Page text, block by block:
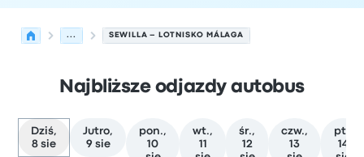
... SEWILLA – LOTNISKO MÁLAGA
Najbliższe odjazdy autobus
Dziś,
8 sie
Jutro,
9 sie
pon.,
10
wt.,
11
śr.,
12
czw.,
13
pt.,
14